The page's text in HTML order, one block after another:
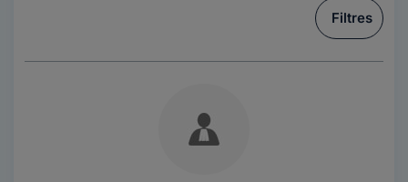
Filtres